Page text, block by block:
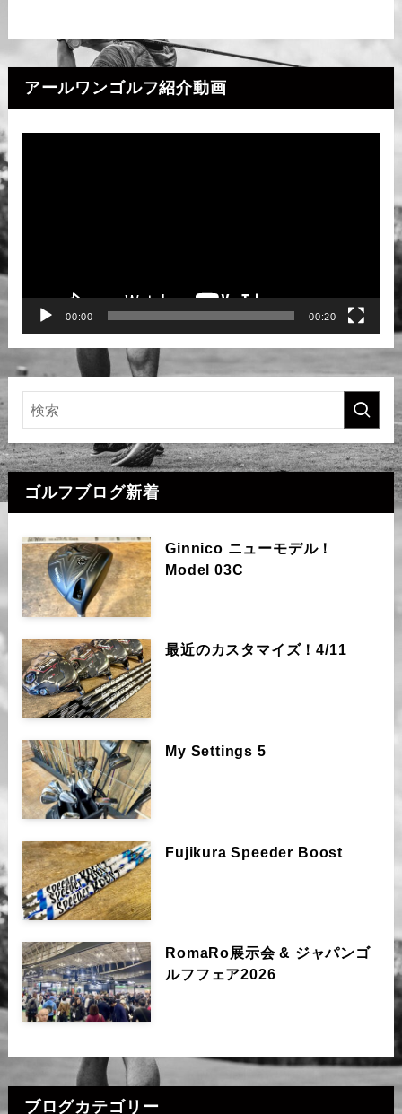
アールワンゴルフ紹介動画
00:00 00:20
ゴルフブログ新着
Ginnico ニューモデル！
Model 03C
最近のカスタマイズ！4/11
My Settings 5
Fujikura Speeder Boost
RomaRo展示会 & ジャパンゴ
ルフフェア2026
ブログカテゴリー